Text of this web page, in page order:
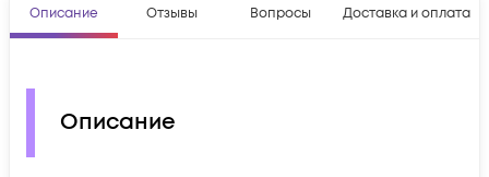
Описание Отзывы Вопросы Доставка и оплата
Описание